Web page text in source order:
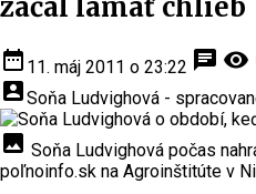
date_range 11. máj 2011 o 23:22 chat visibility
account_boxSoňa Ludvighová -
insert_photo Soňa Ludvighová počas
poľnoinfo.sk na Agroinštitúte v